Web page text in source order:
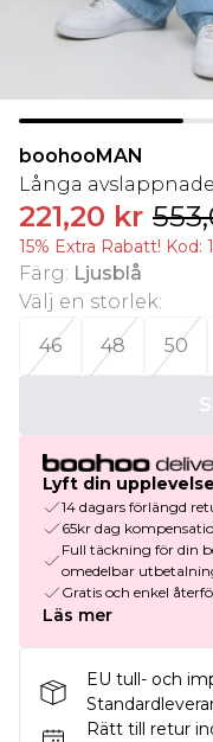
boohooMAN
Långa
221,20 kr
15% Extra Rabatt! Kod:
Färg: Ljusblå
Välj en storlek:
46
48 50
Lyft din upplevelse
14 dagars förlängd
65kr dag
Full täckning för din
omedelbar
Gratis och enkel
Läs mer
EU tull- och
Rätt till retur